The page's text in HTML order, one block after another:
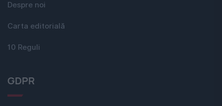
Despre noi
Carta editorială
10 Reguli
GDPR